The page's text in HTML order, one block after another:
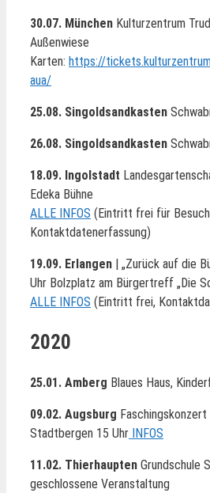
30.07. München Kulturzentrum
Außenwiese
Karten: https://
aua/
25.08. Singoldsandkasten
26.08. Singoldsandkasten
18.09. Ingolstadt
Edeka Bühne
ALLE INFOS (Eintritt frei für
Kontaktdatenerfassung)
19.09. Erlangen | „Zurück auf die
Uhr Bolzplatz am Bürgertreff „Die
ALLE INFOS (Eintritt frei,
2020
25.01. Amberg Blaues Haus,
09.02. Augsburg Faschingskonzert
Stadtbergen 15 Uhr INFOS
11.02. Thierhaupten Grundschule
geschlossene Veranstaltung